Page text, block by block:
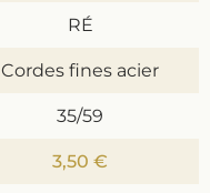
RÉ
Cordes fines acier
35/59
3,50 €